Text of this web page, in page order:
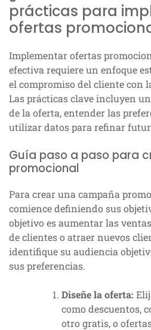
prácticas para
ofertas
Implementar ofertas
efectiva requiere un enfoque
el compromiso del cliente con
Las prácticas clave incluyen
de la oferta, entender las
utilizar datos para refinar
Guía paso a paso para
promocional
Para crear una campaña
comience definiendo sus
objetivo es aumentar las
de clientes o atraer nuevos
identifique su audiencia
sus preferencias.
Diseñe la oferta:
como descuentos,
otro gratis, o